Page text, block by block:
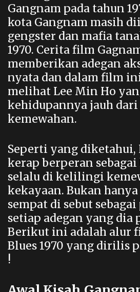
Gangnam pada tahun
kota Gangnam masih
gengster dan mafia
1970. Cerita film
memberikan adegan
nyata dan dalam film
melihat Lee Min Ho
kehidupannya jauh
kemewahan.
Seperti yang diketahui,
kerap berperan
selalu di kelilingi
kekayaan. Bukan
sempat di sebut
setiap adegan yang dia
Berikut ini adalah alur
Blues 1970 yang dirilis
!